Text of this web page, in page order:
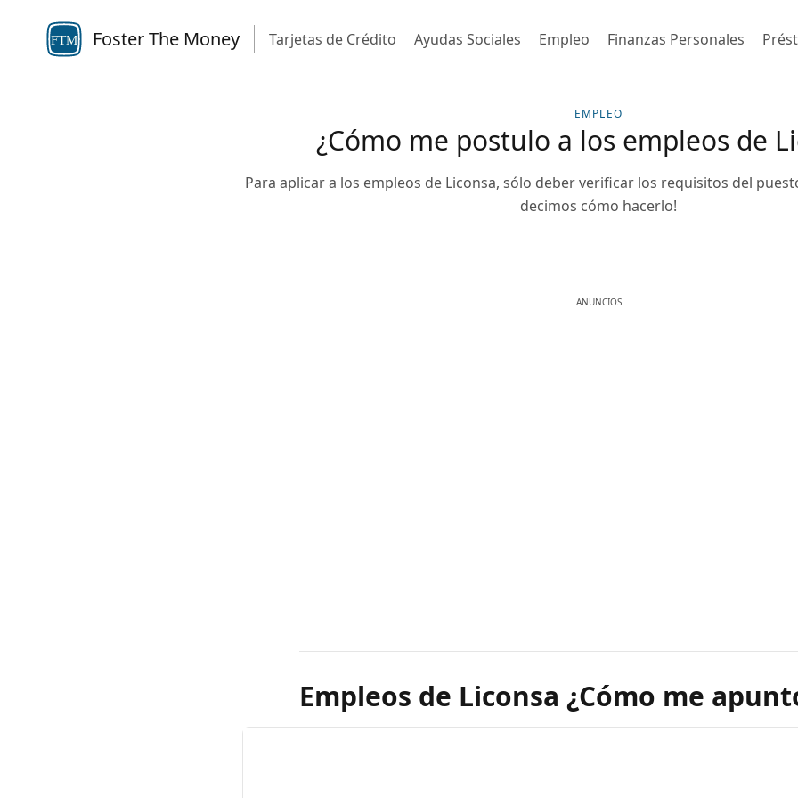
FTM Foster The Money Tarjetas de Crédito Ayudas Sociales Empleo Finanzas Personales
EMPLEO
¿Cómo me postulo a los empleos de
Para aplicar a los empleos de Liconsa, sólo deber verificar los requisitos del
decimos cómo hacerlo!
ANUNCIOS
Empleos de Liconsa ¿Cómo me